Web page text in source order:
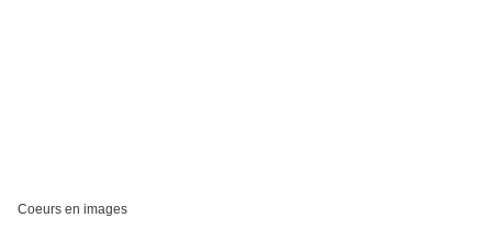
Coeurs en images